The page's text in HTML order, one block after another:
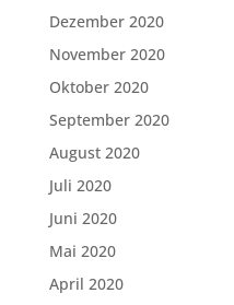
Dezember 2020
November 2020
Oktober 2020
September 2020
August 2020
Juli 2020
Juni 2020
Mai 2020
April 2020